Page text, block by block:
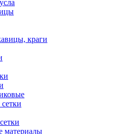
краги
материалы